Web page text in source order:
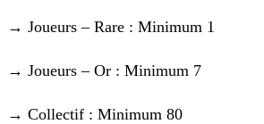
→ Joueurs – Rare : Minimum 1
→ Joueurs – Or : Minimum 7
→ Collectif : Minimum 80